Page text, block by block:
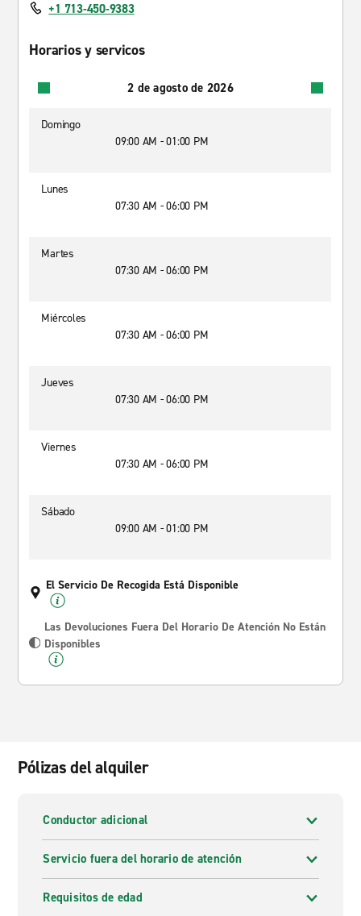
+1 713-450-9383
Horarios y servicos
2 de agosto de 2026
Domingo
09:00 AM - 01:00 PM
Lunes
07:30 AM - 06:00 PM
Martes
07:30 AM - 06:00 PM
Miércoles
07:30 AM - 06:00 PM
Jueves
07:30 AM - 06:00 PM
Viernes
07:30 AM - 06:00 PM
Sábado
09:00 AM - 01:00 PM
El Servicio De Recogida Está Disponible
Las Devoluciones Fuera Del Horario De Atención No Están
Disponibles
Pólizas del alquiler
Conductor adicional
Servicio fuera del horario de atención
Requisitos de edad